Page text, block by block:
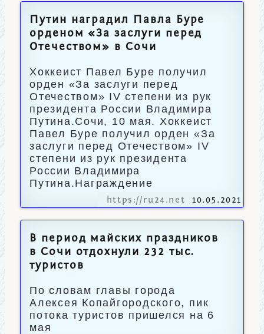
Путин наградил Павла Буре
орденом «За заслуги перед
Отечеством» в Сочи
Хоккеист Павел Буре получил
орден «За заслуги перед
Отечеством» IV степени из рук
президента России Владимира
Путина.Сочи, 10 мая. Хоккеист
Павел Буре получил орден «За
заслуги перед Отечеством» IV
степени из рук президента
России Владимира
Путина.Награждение
https://ru24.net 10.05.2021
В период майских праздников
в Сочи отдохнули 232 тыс.
туристов
По словам главы города
Алексея Копайгородского, пик
потока туристов пришелся на 6
мая